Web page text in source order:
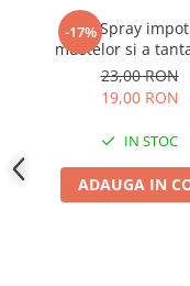
Diverse
Erbicid
Tratamente repaus
Ingrasaminte plante
-17%
Bros Spray
mustelor si a
400 ml
23,00 RON
19,00 RON
IN STOC
ADAUGA IN